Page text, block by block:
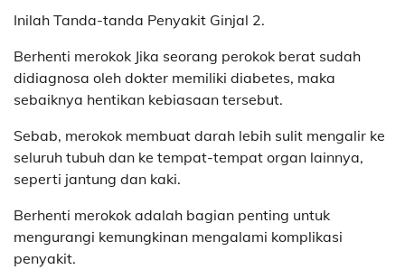
Inilah Tanda-tanda Penyakit Ginjal 2.
Berhenti merokok Jika seorang perokok berat sudah
didiagnosa oleh dokter memiliki diabetes, maka
sebaiknya hentikan kebiasaan tersebut.
Sebab, merokok membuat darah lebih sulit mengalir ke
seluruh tubuh dan ke tempat-tempat organ lainnya,
seperti jantung dan kaki.
Berhenti merokok adalah bagian penting untuk
mengurangi kemungkinan mengalami komplikasi
penyakit.